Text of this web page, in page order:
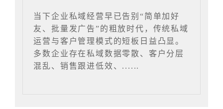
当下企业私域经营早已告别“简单加好
友、批量发广告”的粗放时代，传统私域
运营与客户管理模式的短板日益凸显。
多数企业存在私域数据零散、客户分层
混乱、销售跟进低效、......